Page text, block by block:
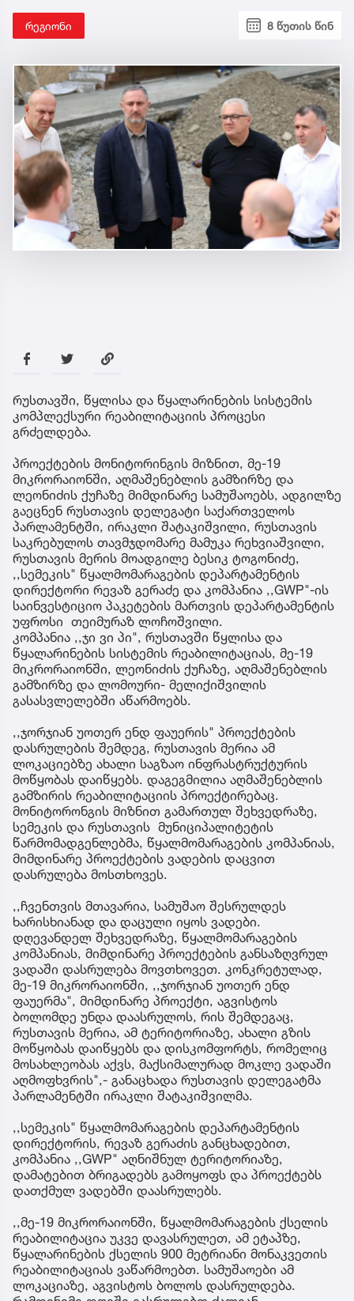
რეგიონი 8 წუთის წინ
რუსთავში, წყლისა და წყალარინების სისტემის
კომპლექსური რეაბილიტაციის პროცესი
გრძელდება.
პროექტების მონიტორინგის მიზნით, მე-19
მიკრორაიონში, აღმაშენებლის გამზირზე და
ლეონიძის ქუჩაზე მიმდინარე სამუშაოებს, ადგილზე
გაეცნენ რუსთავის დელეგატი საქართველოს
პარლამენტში, ირაკლი შატაკიშვილი, რუსთავის
საკრებულოს თავმჯდომარე მამუკა რეხვიაშვილი,
რუსთავის მერის მოადგილე ბესიკ ტოგონიძე,
,,სემეკის" წყალმომარაგების დეპარტამენტის
დირექტორი რევაზ გერაძე და კომპანია ,,GWP"-ის
საინვესტიციო პაკეტების მართვის დეპარტამენტის
უფროსი თეიმურაზ ლოჩოშვილი.
კომპანია ,,ჯი ვი პი", რუსთავში წყლისა და
წყალარინების სისტემის რეაბილიტაციას, მე-19
მიკრორაიონში, ლეონიძის ქუჩაზე, აღმაშენებლის
გამზირზე და ლომოური- მელიქიშვილის
გასასვლელებში აწარმოებს.
,,ჯორჯიან უოთერ ენდ ფაუერის" პროექტების
დასრულების შემდეგ, რუსთავის მერია ამ
ლოკაციებზე ახალი საგზაო ინფრასტრუქტურის
მოწყობას დაიწყებს. დაგეგმილია აღმაშენებლის
გამზირის რეაბილიტაციის პროექტირებაც.
მონიტორონგის მიზნით გამართულ შეხვედრაზე,
სემეკის და რუსთავის მუნიციპალიტეტის
წარმომადგენლებმა, წყალმომარაგების კომპანიას,
მიმდინარე პროექტების ვადების დაცვით
დასრულება მოსთხოვეს.
,,ჩვენთვის მთავარია, სამუშაო შესრულდეს
ხარისხიანად და დაცული იყოს ვადები.
დღევანდელ შეხვედრაზე, წყალმომარაგების
კომპანიას, მიმდინარე პროექტების განსაზღვრულ
ვადაში დასრულება მოვთხოვეთ. კონკრეტულად,
მე-19 მიკრორაიონში, ,,ჯორჯიან უოთერ ენდ
ფაუერმა", მიმდინარე პროექტი, აგვისტოს
ბოლომდე უნდა დაასრულოს, რის შემდეგაც,
რუსთავის მერია, ამ ტერიტორიაზე, ახალი გზის
მოწყობას დაიწყებს და დისკომფორტს, რომელიც
მოსახლეობას აქვს, მაქსიმალურად მოკლე ვადაში
აღმოფხვრის",- განაცხადა რუსთავის დელეგატმა
პარლამენტში ირაკლი შატაკიშვილმა.
,,სემეკის" წყალმომარაგების დეპარტამენტის
დირექტორის, რევაზ გერაძის განცხადებით,
კომპანია ,,GWP" აღნიშნულ ტერიტორიაზე,
დამატებით ბრიგადებს გამოყოფს და პროექტებს
დათქმულ ვადებში დაასრულებს.
,,მე-19 მიკრორაიონში, წყალმომარაგების ქსელის
რეაბილიტაცია უკვე დავასრულეთ, ამ ეტაპზე,
წყალარინების ქსელის 900 მეტრიანი მონაკვეთის
რეაბილიტაციას ვაწარმოებთ. სამუშაოები ამ
ლოკაციაზე, აგვისტოს ბოლოს დასრულდება.